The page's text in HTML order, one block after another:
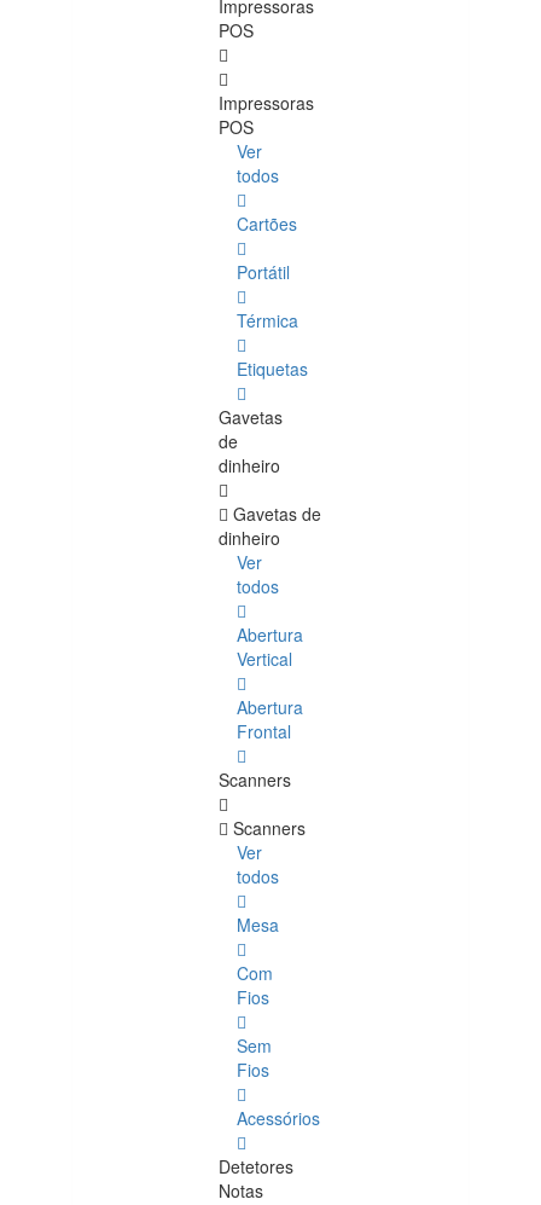
Impressoras
POS
Impressoras
POS
Ver
todos
Cartões
Portátil
Térmica
Etiquetas
Gavetas
de
dinheiro
Gavetas de
dinheiro
Ver
todos
Abertura
Vertical
Abertura
Frontal
Scanners
Scanners
Ver
todos
Mesa
Com
Fios
Sem
Fios
Acessórios
Detetores
Notas